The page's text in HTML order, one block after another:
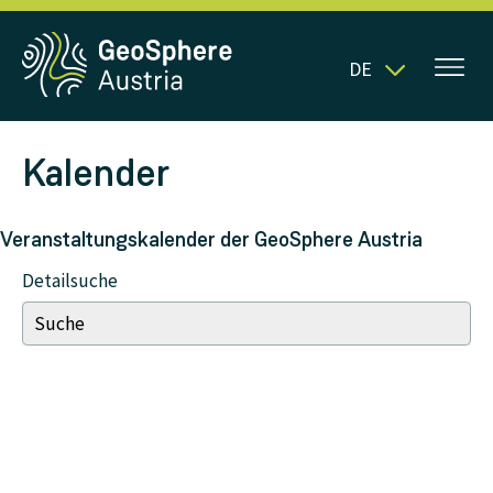
DE
Kalender
Veranstaltungskalender der GeoSphere Austria
Detailsuche